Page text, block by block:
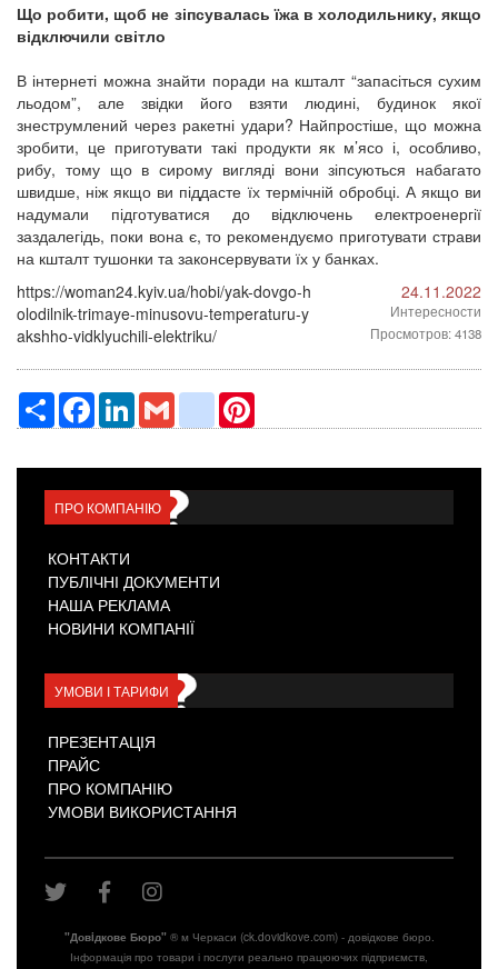
Що робити, щоб не зіпсувалась їжа в холодильнику, якщо
відключили світло
В інтернеті можна знайти поради на кшталт “запасіться сухим
льодом”, але звідки його взяти людині, будинок якої
знеструмлений через ракетні удари? Найпростіше, що можна
зробити, це приготувати такі продукти як м’ясо і, особливо,
рибу, тому що в сирому вигляді вони зіпсуються набагато
швидше, ніж якщо ви піддасте їх термічній обробці. А якщо ви
надумали підготуватися до відключень електроенергії
заздалегідь, поки вона є, то рекомендуємо приготувати страви
на кшталт тушонки та законсервувати їх у банках.
https://woman24.kyiv.ua/hobi/yak-dovgo-h
olodilnik-trimaye-minusovu-temperaturu-y
akshho-vidklyuchili-elektriku/
24.11.2022
Интересности
Просмотров: 4138
РесурсFacebook
LinkedInGmail google_bookmarks
ПРО КОМПАНІЮ
КОНТАКТИ
ПУБЛІЧНІ ДОКУМЕНТИ
НАША РЕКЛАМА
НОВИНИ КОМПАНІЇ
УМОВИ І ТАРИФИ
ПРЕЗЕНТАЦІЯ
ПРАЙС
ПРО КОМПАНІЮ
УМОВИ ВИКОРИСТАННЯ
"Довiдкове Бюро"® м Черкаси (ck.dovidkove.com) - довідкове бюро.
Інформація про товари і послуги реально працюючих підприємств,